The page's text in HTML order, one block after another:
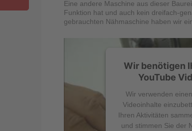
Eine andere Maschine aus dieser
Funktion hat und auch kein dreifach-
gebrauchten Nähmaschine haben wir
Wir benötigen
YouTube
Wir verwenden
Videoinhalte
Ihren Aktivitäten
und stimmen Sie der